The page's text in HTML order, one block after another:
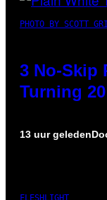
PHOTO BY SCOTT
3 No-Skip
Turning
13 uur geleden
FLESHLIGHT